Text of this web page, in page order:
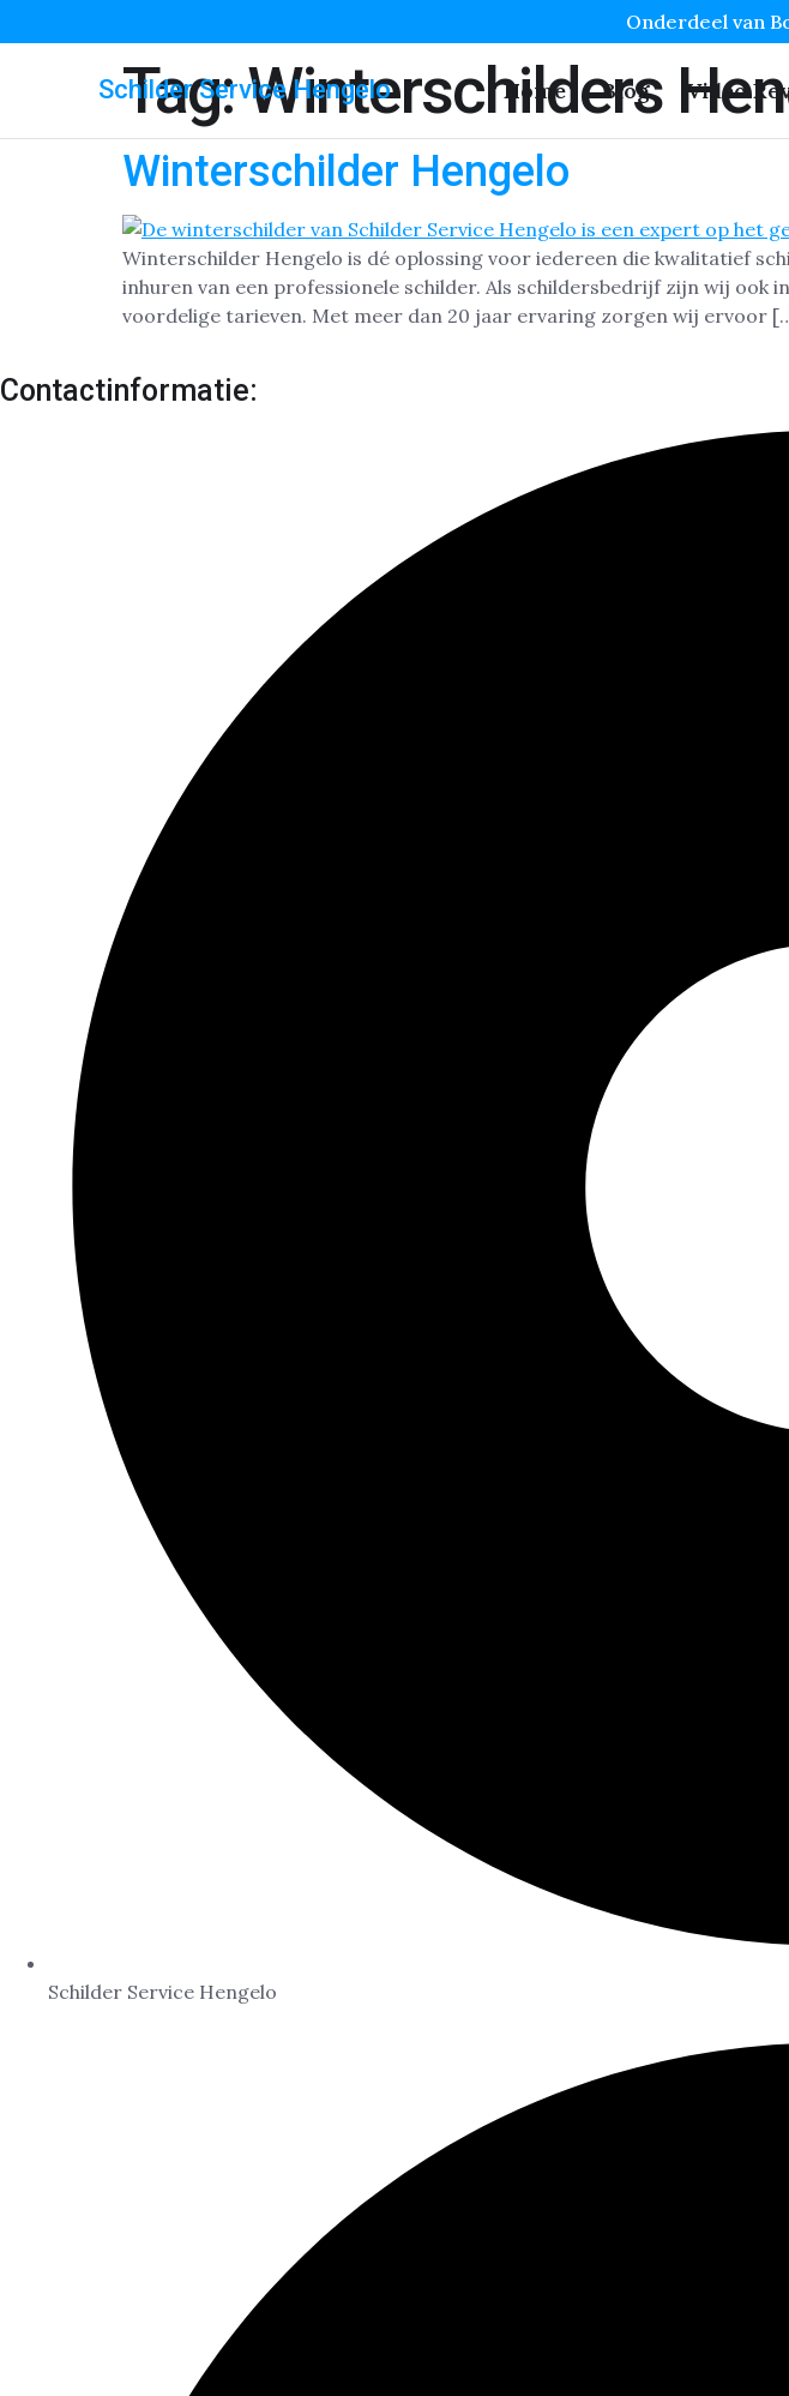
Onderdeel van
Schilder Service Hengelo Home Blog Video
Tag:Winterschilders
Winterschilder Hengelo
Winterschilder Hengelo is dé oplossing voor iedereen die kwalitatief
inhuren van een professionele schilder. Als schildersbedrijf zijn wij
voordelige tarieven. Met meer dan 20 jaar ervaring zorgen wij ervoor
Contactinformatie:
Schilder Service Hengelo